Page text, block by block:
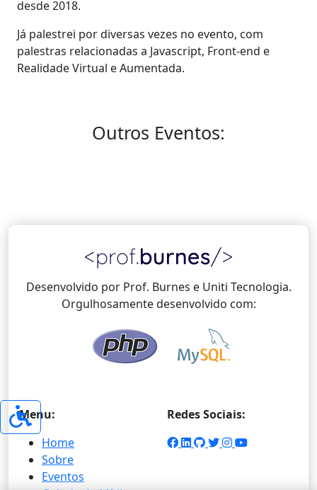
desde 2018.
Já palestrei por diversas vezes no evento, com
palestras relacionadas a Javascript, Front-end e
Realidade Virtual e Aumentada.
Outros Eventos:
Desenvolvido por Prof. Burnes e Uniti Tecnologia.
Orgulhosamente desenvolvido com:
Menu:
Home
Sobre
Eventos
Redes Sociais: